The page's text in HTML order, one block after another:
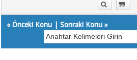
«Önceki Konu |Sonraki Konu »